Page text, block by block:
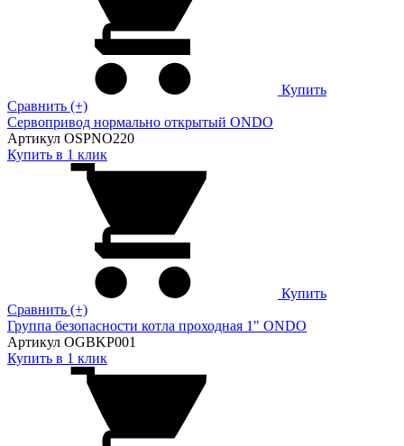
Купить
Сравнить (+)
Сервопривод нормально открытый ONDO
Артикул OSPNO220
Купить в 1 клик
Купить
Сравнить (+)
Группа безопасности котла проходная 1" ONDO
Артикул OGBKP001
Купить в 1 клик